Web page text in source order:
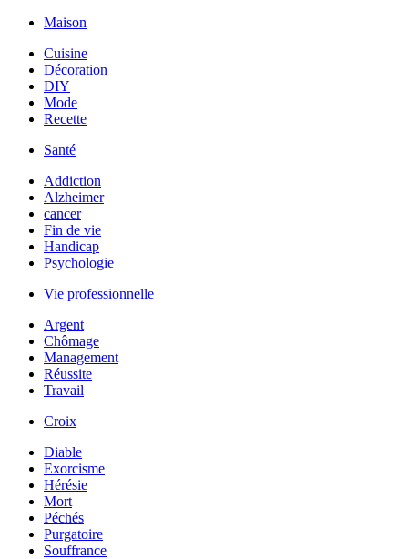
Maison
Cuisine
Décoration
DIY
Mode
Recette
Santé
Addiction
Alzheimer
cancer
Fin de vie
Handicap
Psychologie
Vie professionnelle
Argent
Chômage
Management
Réussite
Travail
Croix
Diable
Exorcisme
Hérésie
Mort
Péchés
Purgatoire
Souffrance